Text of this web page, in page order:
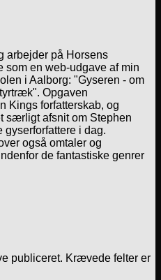
arbejder på Horsens
som en web-udgave af min
i Aalborg: "Gyseren - om
Opgaven
Kings forfatterskab, og
særligt afsnit om Stephen
gyserforfattere i dag.
også omtaler og
de fantastiske genrer
publiceret. Krævede felter er